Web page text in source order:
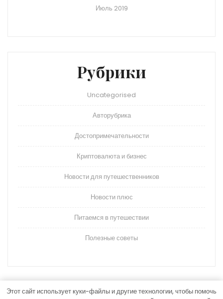
Июль 2019
Рубрики
Uncategorised
Авторубрика
Достопримечательности
Криптовалюта и бизнес
Новости для путешественников
Новости плюс
Питаемся в путешествии
Полезные советы
Этот сайт использует куки-файлы и другие технологии, чтобы помочь